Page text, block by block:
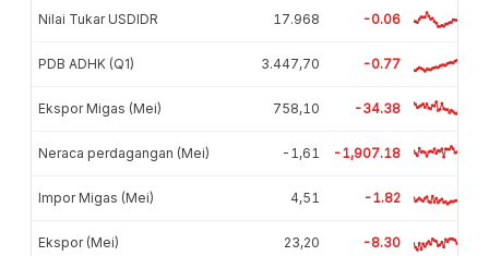
Nilai Tukar USDIDR 17.968 -0.06
PDB ADHK (Q1) 3.447,70 -0.77
Ekspor Migas (Mei) 758,10 -34.38
Neraca perdagangan (Mei) -1,61 -1,907.18
Impor Migas (Mei) 4,51 -1.82
Ekspor (Mei) 23,20 -8.30